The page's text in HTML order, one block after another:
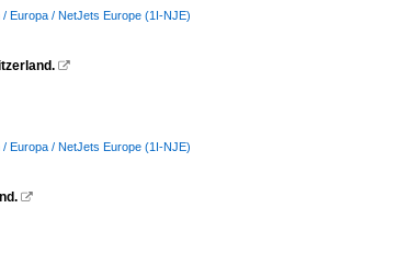
Europa / NetJets Europe (1I-NJE)

Europa / NetJets Europe (1I-NJE)
